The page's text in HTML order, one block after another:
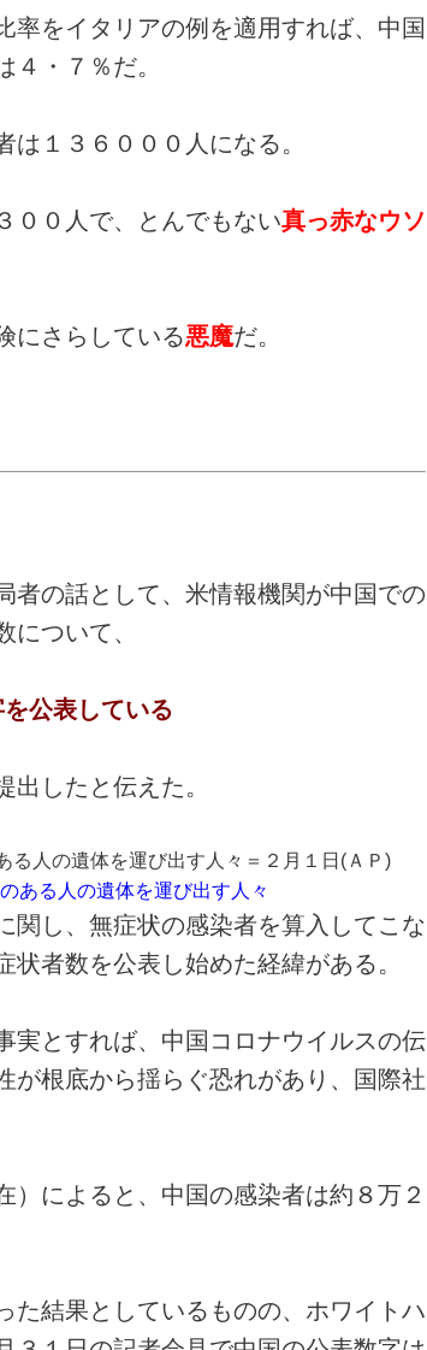
率をイタリアの例を適用すれば、中国
４・ ７％だ。
は１３６０００人になる。
００人で、とんでもない真っ赤なウソ
にさらしている悪魔だ。
者の話として、米情報機関が中国での
ついて、
公表している
したと伝えた。
ある人の遺体を運び出す人々
関し、無症状の感染者を算入してこな
者数を公表し始めた経緯がある。
実とすれば、中国コロナウイルスの伝
が根底から揺らぐ恐れがあり、国際社
によると、中国の感染者は約８万２
た結果としているものの、ホワイトハ